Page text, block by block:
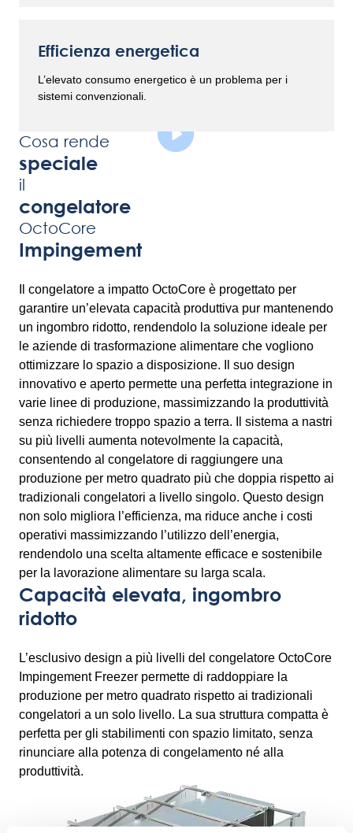
Efficienza energetica
L’elevato consumo energetico è un problema per i
sistemi convenzionali.
Cosa rende
speciale
il
congelatore
OctoCore
Impingement
Il congelatore a impatto OctoCore è progettato per
garantire un’elevata capacità produttiva pur mantenendo
un ingombro ridotto, rendendolo la soluzione ideale per
le aziende di trasformazione alimentare che vogliono
ottimizzare lo spazio a disposizione. Il suo design
innovativo e aperto permette una perfetta integrazione in
varie linee di produzione, massimizzando la produttività
senza richiedere troppo spazio a terra. Il sistema a nastri
su più livelli aumenta notevolmente la capacità,
consentendo al congelatore di raggiungere una
produzione per metro quadrato più che doppia rispetto ai
tradizionali congelatori a livello singolo. Questo design
non solo migliora l’efficienza, ma riduce anche i costi
operativi massimizzando l’utilizzo dell’energia,
rendendolo una scelta altamente efficace e sostenibile
per la lavorazione alimentare su larga scala.
Capacità elevata, ingombro
ridotto
L’esclusivo design a più livelli del congelatore OctoCore
Impingement Freezer permette di raddoppiare la
produzione per metro quadrato rispetto ai tradizionali
congelatori a un solo livello. La sua struttura compatta è
perfetta per gli stabilimenti con spazio limitato, senza
rinunciare alla potenza di congelamento né alla
produttività.